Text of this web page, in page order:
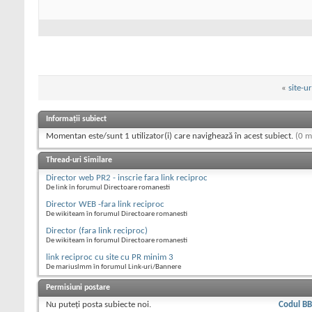
« site-
Informații subiect
Momentan este/sunt 1 utilizator(i) care navighează în acest subiect. (0
Thread-uri Similare
Director web PR2 - inscrie fara link reciproc
De link în forumul Directoare romanesti
Director WEB -fara link reciproc
De wikiteam în forumul Directoare romanesti
Director (fara link reciproc)
De wikiteam în forumul Directoare romanesti
link reciproc cu site cu PR minim 3
De mariuslmm în forumul Link-uri/Bannere
Permisiuni postare
Nu puteţi posta subiecte noi. Codul BB